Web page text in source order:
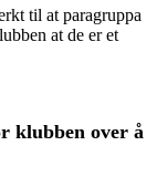
til at paragruppa
at de er et
klubben over å